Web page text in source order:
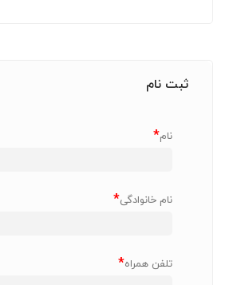
ثبت نام
نام*
نام خانوادگی*
تلفن همراه*